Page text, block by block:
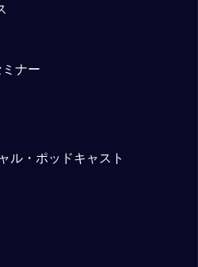
ナー
ル・ポッドキャスト